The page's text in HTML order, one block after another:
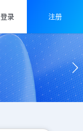
登录 注册